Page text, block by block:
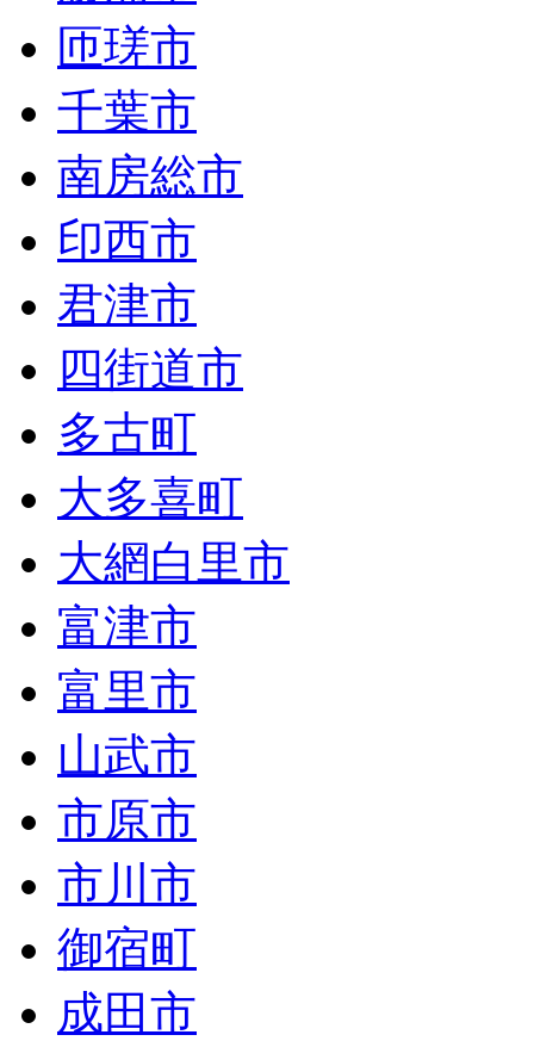
匝瑳市
千葉市
南房総市
印西市
君津市
四街道市
多古町
大多喜町
大網白里市
富津市
富里市
山武市
市原市
市川市
御宿町
成田市